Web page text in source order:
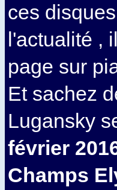
ces
l'actualité ,
page sur
Et sachez
Lugansky
février
Champs